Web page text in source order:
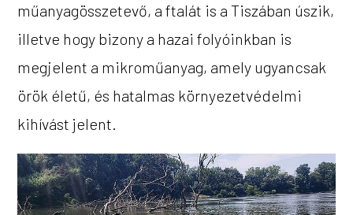
műanyagösszetevő, a ftalát is a Tiszában úszik,
illetve hogy bizony a hazai folyóinkban is
megjelent a mikroműanyag, amely ugyancsak
örök életű, és hatalmas környezetvédelmi
kihívást jelent.